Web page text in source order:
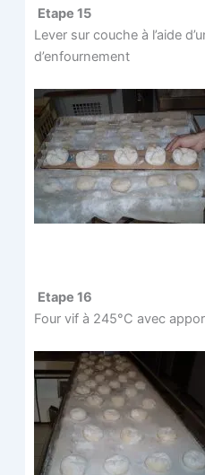
Etape 15
Lever sur couche à l’aide
d’enfournement
Etape 16
Four vif à 245°C avec